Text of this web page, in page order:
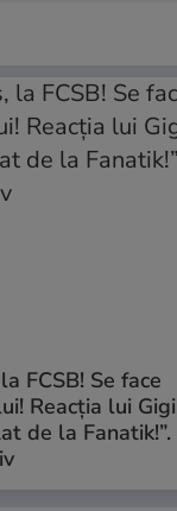
FCSB! Se face
Reacția lui Gigi
de la Fanatik!”.